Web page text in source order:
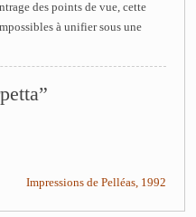
des points de vue, cette
à unifier sous une
Impressions de Pelléas, 1992